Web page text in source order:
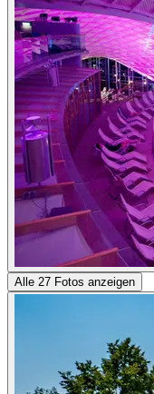
Alle 27 Fotos anzeigen